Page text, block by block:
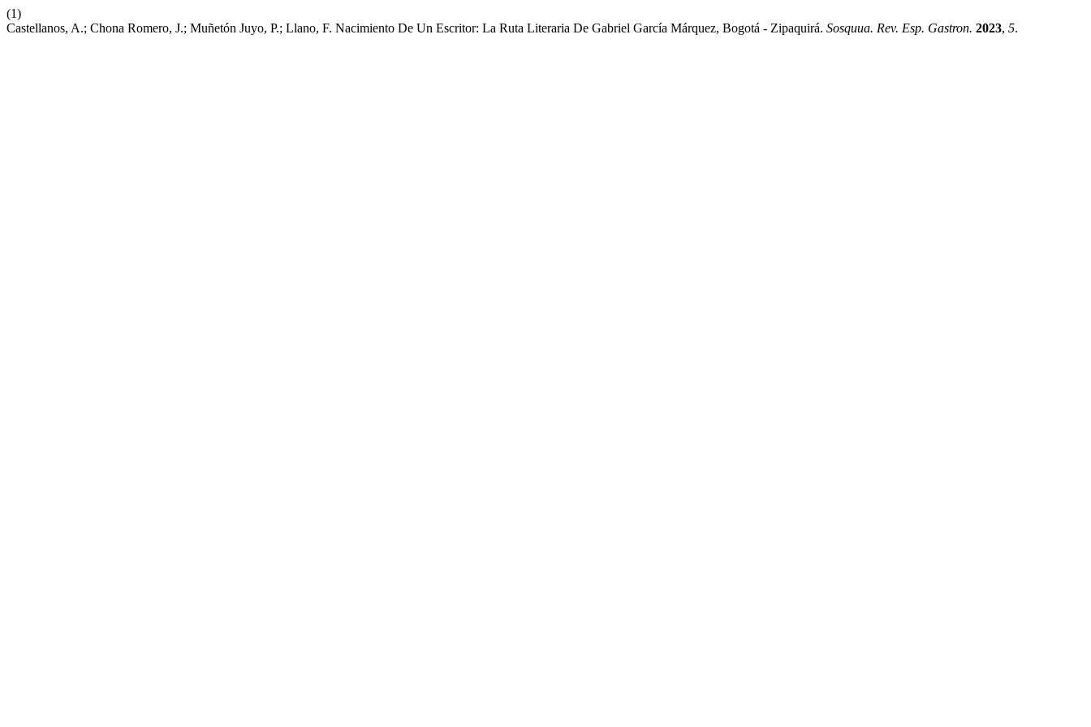
(1)
Castellanos, A.; Chona Romero, J.; Muñetón Juyo, P.; Llano, F. Nacimiento De Un Escritor: La Ruta Literaria De Gabriel García Márquez, Bogotá - Zipaquirá. Sosquua. Rev. Esp. Gastron. 2023, 5.